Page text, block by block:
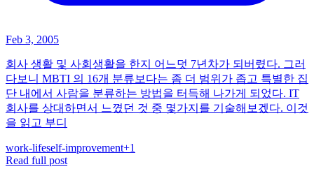
Feb 3, 2005
회사 생활 및 사회생활을 한지 어느덧 7년차가 되버렸다. 그러
다보니 MBTI 의 16개 분류보다는 좀 더 범위가 좁고 특별한 집
단 내에서 사람을 분류하는 방법을 터득해 나가게 되었다. IT
회사를 상대하면서 느꼈던 것 중 몇가지를 기술해보겠다. 이것
을 읽고 부디
work-lifeself-improvement+1
Read full post